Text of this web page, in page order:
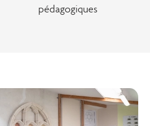
pédagogiques